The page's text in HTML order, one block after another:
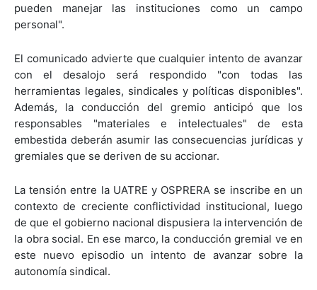
pueden manejar las instituciones como un campo
personal".
El comunicado advierte que cualquier intento de avanzar
con el desalojo será respondido "con todas las
herramientas legales, sindicales y políticas disponibles".
Además, la conducción del gremio anticipó que los
responsables "materiales e intelectuales" de esta
embestida deberán asumir las consecuencias jurídicas y
gremiales que se deriven de su accionar.
La tensión entre la UATRE y OSPRERA se inscribe en un
contexto de creciente conflictividad institucional, luego
de que el gobierno nacional dispusiera la intervención de
la obra social. En ese marco, la conducción gremial ve en
este nuevo episodio un intento de avanzar sobre la
autonomía sindical.